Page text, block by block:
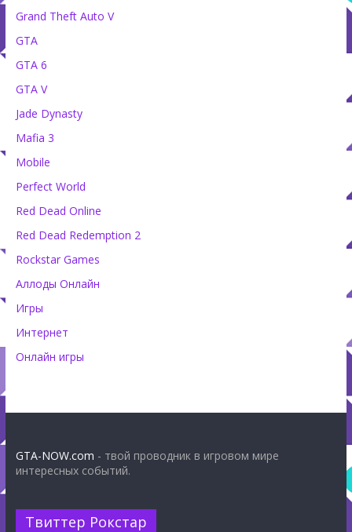
Grand Theft Auto V
GTA
GTA 6
GTA V
Jade Dynasty
Mafia 3
Mobile
Perfect World
Red Dead Online
Red Dead Redemption 2
Rockstar Games
Аллоды Онлайн
Игры
Интернет
Онлайн игры
GTA-NOW.com - твой проводник в игровом мире
интересных событий.
Твиттер Рокстар